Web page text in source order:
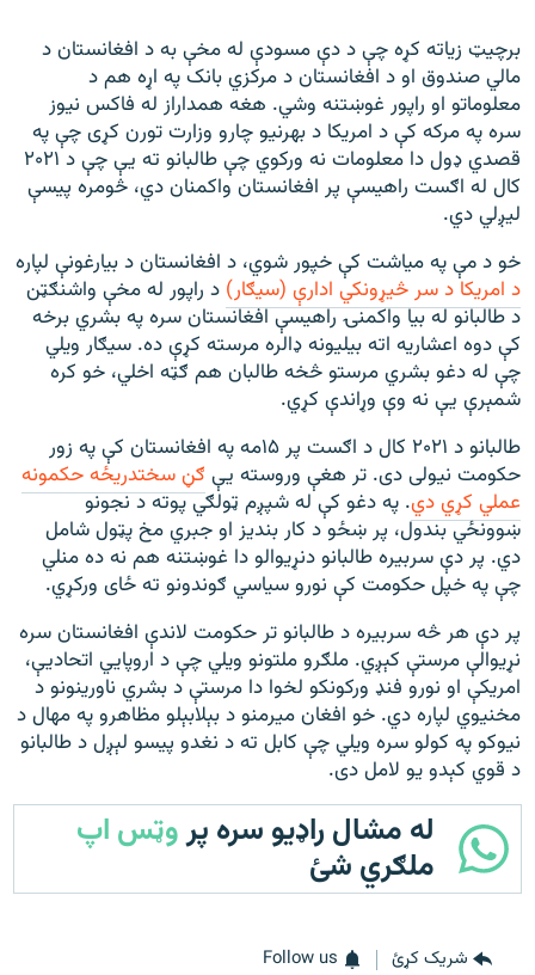
برچيټ زیاته کړه چې د دې مسودې له مخې به د افغانستان د
مالي صندوق او د افغانستان د مرکزي بانک په اړه هم د
معلوماتو او راپور غوښتنه وشي. هغه همداراز له فاکس نيوز
سره په مرکه کې د امریکا د بهرنیو چارو وزارت تورن کړی چې په
قصدي ډول دا معلومات نه ورکوي چې طالبانو ته یې چې د ۲۰۲۱
کال له اګست راهیسې پر افغانستان واکمنان دي، څومره پیسې
لیږلي دي.
خو د مې په مياشت کې خپور شوي، د افغانستان د بیارغونې لپاره
د امریکا د سر څيړونکي ادارې (سیګار) د راپور له مخې واشنګټن
د طالبانو له بیا واکمنۍ راهیسې افغانستان سره په بشري برخه
کې دوه اعشاریه اته بیلیونه ډالره مرسته کړې ده. سیګار ویلي
چې له دغو بشري مرستو څخه طالبان هم ګټه اخلي، خو کره
شمېرې یې نه وې وړاندې کړي.
طالبانو د ۲۰۲۱ کال د اګست پر ۱۵مه په افغانستان کې په زور
حکومت نيولی دی. تر هغې وروسته یې ګڼ سختدريځه حکمونه
عملي کړي دي. په دغو کې له شپږم ټولګي پوته د نجونو
ښوونځي بندول، پر ښځو د کار بندیز او جبري مخ پټول شامل
دي. پر دې سربیره طالبانو دنړیوالو دا غوښتنه هم نه ده منلي
چې په خپل حکومت کې نورو سیاسي ګوندونو ته ځای ورکړي.
پر دې هر څه سربیره د طالبانو تر حکومت لاندې افغانستان سره
نړیوالې مرستې کېږي. ملګرو ملتونو ويلي چې د اروپايي اتحادیې،
امریکې او نورو فنډ ورکونکو لخوا دا مرستې د بشري ناورینونو د
مخنيوي لپاره دي. خو افغان میرمنو د بېلابېلو مظاهرو په مهال د
نيوکو په کولو سره ويلي چې کابل ته د نغدو پیسو لېږل د طالبانو
د قوي کېدو يو لامل دی.
له مشال راډیو سره پروټس اپ
ملګري شئ
شریک کړئ Follow us